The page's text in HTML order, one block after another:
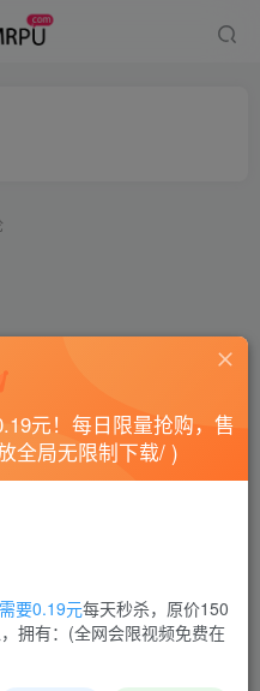
元！每日限量抢购，售
全局无限制下载/ )
要0.19元每天秒杀，原价150
拥有：(全网会限视频免费在